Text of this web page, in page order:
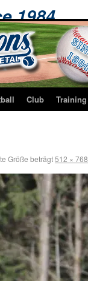
1984 …
Club Training
Größe beträgt512 × 768